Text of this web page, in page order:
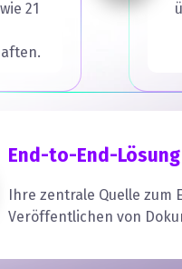
21
End-to-End-Lösung
Ihre zentrale Quelle zum
Veröffentlichen von